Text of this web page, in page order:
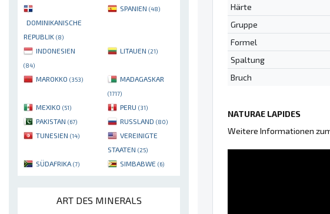
DOMINIKANISCHE
REPUBLIK (8)
SPANIEN (48)
INDONESIEN
(84)
LITAUEN (21)
MAROKKO (353) MADAGASKAR
(1717)
MEXIKO (51) PERU (31)
PAKISTAN (67) RUSSLAND (80)
TUNESIEN (14)
VEREINIGTE
STAATEN (25)
SÜDAFRIKA (7) SIMBABWE (6)
ART DES MINERALS
Härte
Gruppe
Formel
Spaltung
Bruch
NATURAE LAPIDES
Weitere Informationen